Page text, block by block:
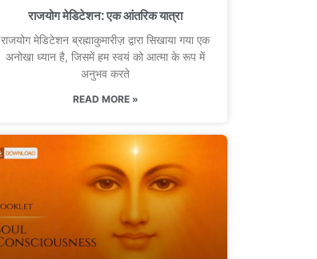
राजयोग मेडिटेशन: एक आंतरिक यात्रा
राजयोग मेडिटेशन ब्रह्माकुमारीज़ द्वारा सिखाया गया एक
अनोखा ध्यान है, जिसमें हम स्वयं को आत्मा के रूप में
अनुभव करते
READ MORE »